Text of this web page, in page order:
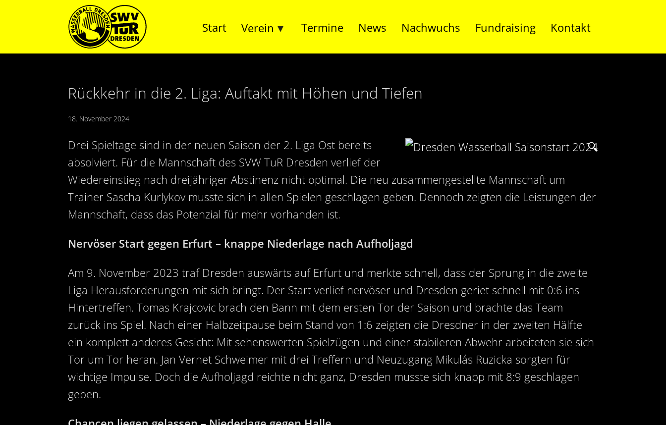
Start Verein Termine News Nachwuchs Fundraising Kontakt
Rückkehr in die 2. Liga: Auftakt mit Höhen und Tiefen
18. November 2024
Drei Spieltage sind in der neuen Saison der 2. Liga Ost bereits
absolviert. Für die Mannschaft des SVW TuR Dresden verlief der
Wiedereinstieg nach dreijähriger Abstinenz nicht optimal. Die neu zusammengestellte Mannschaft um
Trainer Sascha Kurlykov musste sich in allen Spielen geschlagen geben. Dennoch zeigten die Leistungen der
Mannschaft, dass das Potenzial für mehr vorhanden ist.
Nervöser Start gegen Erfurt – knappe Niederlage nach Aufholjagd
Am 9. November 2023 traf Dresden auswärts auf Erfurt und merkte schnell, dass der Sprung in die zweite
Liga Herausforderungen mit sich bringt. Der Start verlief nervöser und Dresden geriet schnell mit 0:6 ins
Hintertreffen. Tomas Krajcovic brach den Bann mit dem ersten Tor der Saison und brachte das Team
zurück ins Spiel. Nach einer Halbzeitpause beim Stand von 1:6 zeigten die Dresdner in der zweiten Hälfte
ein komplett anderes Gesicht: Mit sehenswerten Spielzügen und einer stabileren Abwehr arbeiteten sie sich
Tor um Tor heran. Jan Vernet Schweimer mit drei Treffern und Neuzugang Mikulás Ruzicka sorgten für
wichtige Impulse. Doch die Aufholjagd reichte nicht ganz, Dresden musste sich knapp mit 8:9 geschlagen
geben.